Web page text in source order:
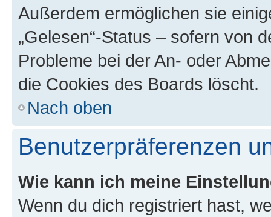
Außerdem ermöglichen sie
„Gelesen“-Status – sofern von
Probleme bei der An- oder
die Cookies des Boards löscht.
Nach oben
Benutzerpräferenzen
Wie kann ich meine
Wenn du dich registriert hast,